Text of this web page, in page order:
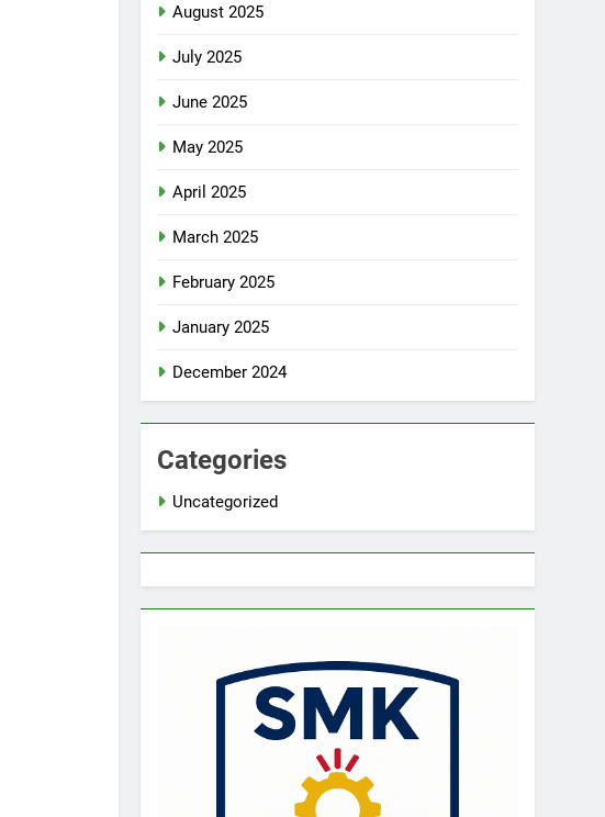
August 2025
July 2025
June 2025
May 2025
April 2025
March 2025
February 2025
January 2025
December 2024
Categories
Uncategorized